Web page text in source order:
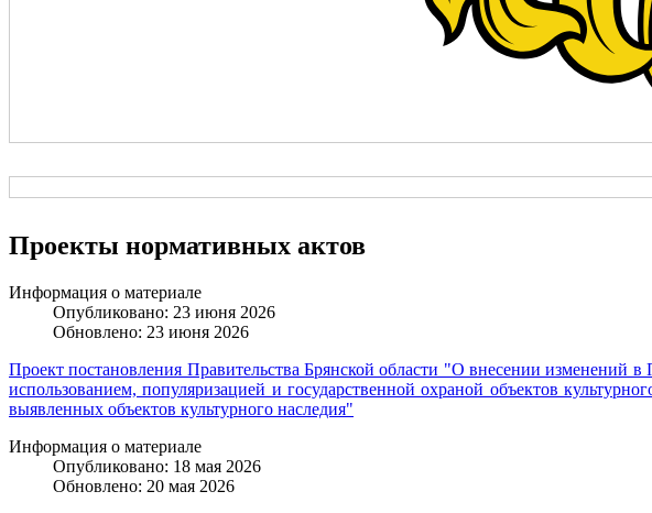
Проекты нормативных актов
Информация о материале
Опубликовано: 23 июня 2026
Обновлено: 23 июня 2026
Проект постановления Правительства Брянской области "О внесении изменений
использованием, популяризацией и государственной охраной объектов
выявленных объектов культурного наследия"
Информация о материале
Опубликовано: 18 мая 2026
Обновлено: 20 мая 2026